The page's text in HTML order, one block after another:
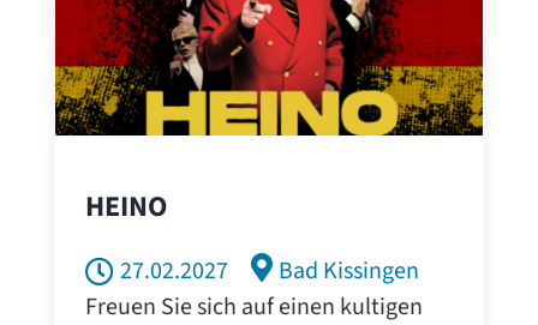
HEINO
27.02.2027
Bad Kissingen
Freuen Sie sich auf einen kultigen